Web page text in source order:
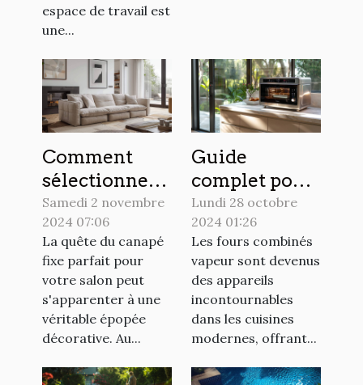
espace de travail est
une...
Comment
sélectionner
le canapé fixe
idéal pour
sublimer
votre salon
Samedi 2 novembre
2024 07:06
La quête du canapé
fixe parfait pour
votre salon peut
s'apparenter à une
véritable épopée
décorative. Au...
Guide
complet pour
choisir son
four combiné
vapeur en
2024
Lundi 28 octobre
2024 01:26
Les fours combinés
vapeur sont devenus
des appareils
incontournables
dans les cuisines
modernes, offrant...